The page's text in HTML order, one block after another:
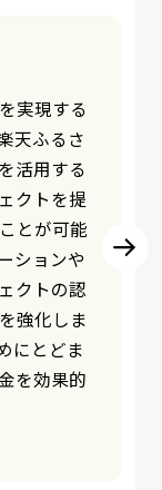
信するた
ます。特
体の考え
ふるさと
魅力を伝
市場や楽
を活用
す。これ
るだけで
の拡大に